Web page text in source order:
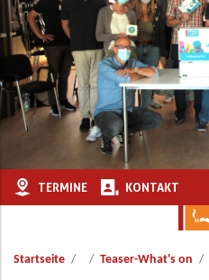
TERMINE KONTAKT
Startseite Teaser-What's on